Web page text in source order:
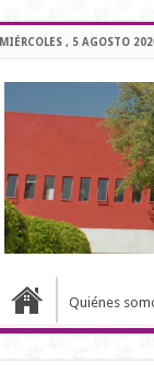
MIÉRCOLES , 5 AGOSTO
Quiénes